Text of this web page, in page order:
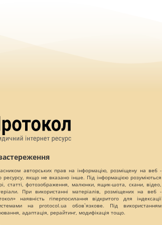
авторських прав на інформацію, розміщену на веб -
ресурсу, якщо не вказано інше. Під інформацією розуміються
статті, фотозображення, малюнки, ящик-шота, скани, відео,
При використанні матеріалів, розміщених на веб -
наявність гіперпосилання відкритого для індексації
на protocol.ua обов`язкове. Під використанням
адаптація, рерайтинг, модифікація тощо.